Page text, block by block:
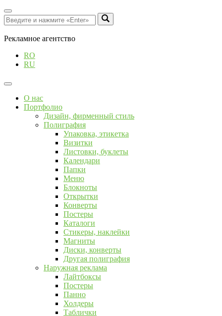
Рекламное агентство
RO
RU
О нас
Портфолио
Дизайн, фирменный стиль
Полиграфия
Упаковка, этикетка
Визитки
Листовки, буклеты
Календари
Папки
Меню
Блокноты
Открытки
Конверты
Постеры
Каталоги
Стикеры, наклейки
Магниты
Диски, конверты
Другая полиграфия
Наружная реклама
Лайтбоксы
Постеры
Панно
Холдеры
Таблички